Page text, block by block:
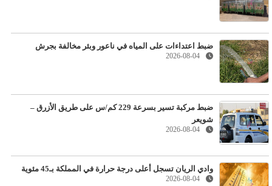
ضبط اعتداءات على المياه في ناعور وبئر مخالفة بجرش
2026-08-04
ضبط مركبة تسير بسرعة 229 كم/س على طريق الأزرق –
شويعر
2026-08-04
وادي الريان تسجل أعلى درجة حرارة في المملكة بـ45 مئوية
2026-08-04